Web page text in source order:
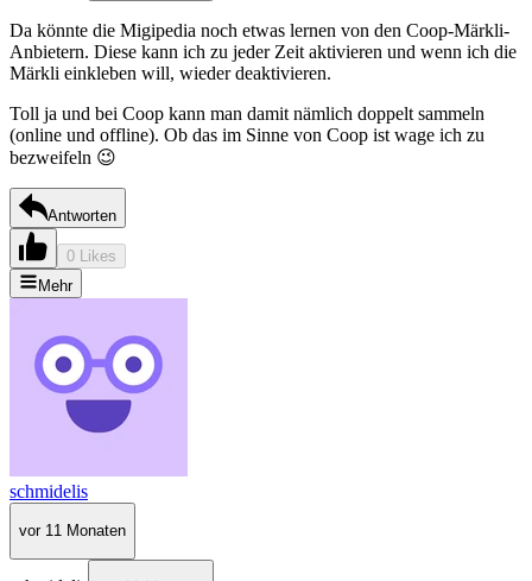
Da könnte die Migipedia noch etwas lernen von den Coop-Märkli-
Anbietern. Diese kann ich zu jeder Zeit aktivieren und wenn ich die
Märkli einkleben will, wieder deaktivieren.
Toll ja und bei Coop kann man damit nämlich doppelt sammeln
(online und offline). Ob das im Sinne von Coop ist wage ich zu
bezweifeln 😉
Antworten
0 Likes
Mehr
schmidelis
vor 11 Monaten